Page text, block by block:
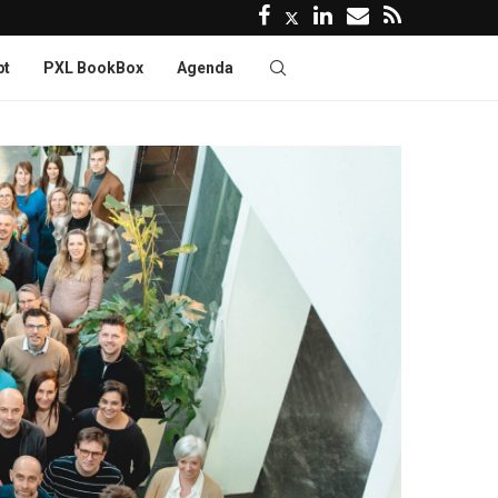
PXL BookBox Agenda